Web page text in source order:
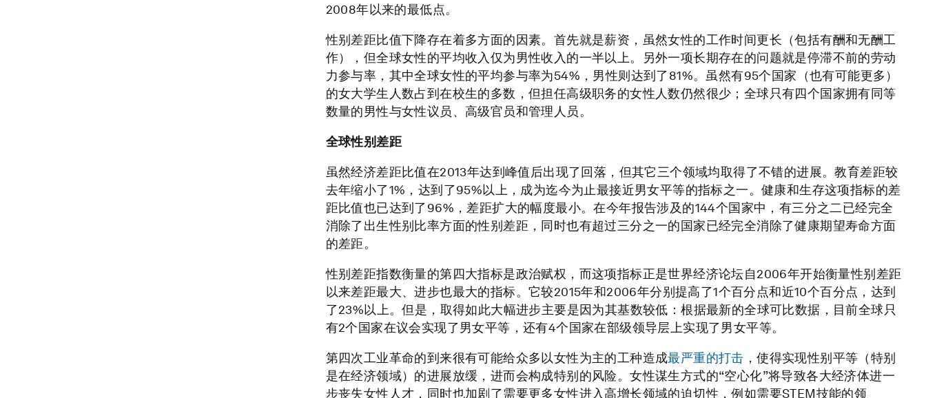
2008年以来的最低点。
性别差距比值下降存在着多方面的因素。首先就是薪资，虽然女性的工作时间更长（包括有酬和无酬工
作），但全球女性的平均收入仅为男性收入的一半以上。另外一项长期存在的问题就是停滞不前的劳动
力参与率，其中全球女性的平均参与率为54%，男性则达到了81%。虽然有95个国家（也有可能更多）
的女大学生人数占到在校生的多数，但担任高级职务的女性人数仍然很少；全球只有四个国家拥有同等
数量的男性与女性议员、高级官员和管理人员。
全球性别差距
虽然经济差距比值在2013年达到峰值后出现了回落，但其它三个领域均取得了不错的进展。教育差距较
去年缩小了1%，达到了95%以上，成为迄今为止最接近男女平等的指标之一。健康和生存这项指标的差
距比值也已达到了96%，差距扩大的幅度最小。在今年报告涉及的144个国家中，有三分之二已经完全
消除了出生性别比率方面的性别差距，同时也有超过三分之一的国家已经完全消除了健康期望寿命方面
的差距。
性别差距指数衡量的第四大指标是政治赋权，而这项指标正是世界经济论坛自2006年开始衡量性别差距
以来差距最大、进步也最大的指标。它较2015年和2006年分别提高了1个百分点和近10个百分点，达到
了23%以上。但是，取得如此大幅进步主要是因为其基数较低：根据最新的全球可比数据，目前全球只
有2个国家在议会实现了男女平等，还有4个国家在部级领导层上实现了男女平等。
第四次工业革命的到来很有可能给众多以女性为主的工种造成最严重的打击 ，使得实现性别平等（特别
是在经济领域）的进展放缓，进而会构成特别的风险。女性谋生方式的“空心化”将导致各大经济体进一
步丧失女性人才，同时也加剧了需要更多女性进入高增长领域的迫切性，例如需要STEM技能的领